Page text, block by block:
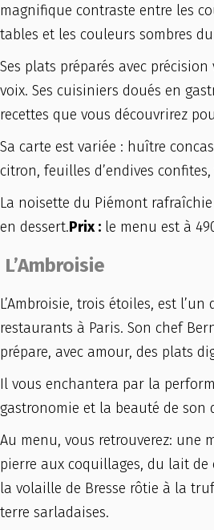
magnifique contraste entre les
tables et les couleurs sombres
Ses plats préparés avec
voix. Ses cuisiniers doués en
recettes que vous découvrirez
Sa carte est variée : huître
citron, feuilles d’endives
La noisette du Piémont
en dessert.Prix : le menu est à
L’Ambroisie
L’Ambroisie, trois étoiles, est l’un
restaurants à Paris. Son chef
prépare, avec amour, des plats
Il vous enchantera par la
gastronomie et la beauté de son
Au menu, vous retrouverez: une
pierre aux coquillages, du lait de
la volaille de Bresse rôtie à la
terre sarladaises.